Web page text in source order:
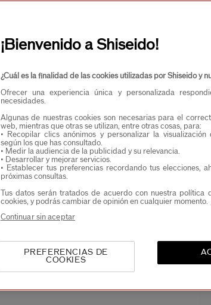
¡Bienvenido a Shiseido!
¿Cuál es la finalidad de las cookies utilizadas por Shiseido y
Ofrecer una experiencia única y personalizada
necesidades.
Algunas de nuestras cookies son necesarias para el
web, mientras que otras se utilizan, entre otras cosas, para:
• Recopilar clics anónimos y personalizar la visualización
según los que has consultado.
• Medir la audiencia de la publicidad y su relevancia.
• Desarrollar y mejorar servicios.
• Establecer tus preferencias recordando tus elecciones,
próximas consultas.
Tus datos serán tratados de acuerdo con nuestra política
cookies, y podrás cambiar de opinión en cualquier momento.
PREFERENCIAS DE
COOKIES
Continuar sin aceptar